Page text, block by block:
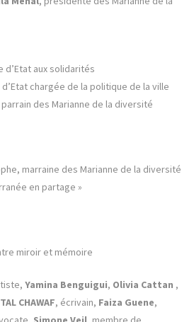
d’Etat aux solidarités
chargée de la politique de la ville
des Marianne de la diversité
marraine des Marianne de la diversité
en partage »
miroir et mémoire
Yamina Benguigui, Olivia Cattan ,
CHAWAF, écrivain, Faiza Guene,